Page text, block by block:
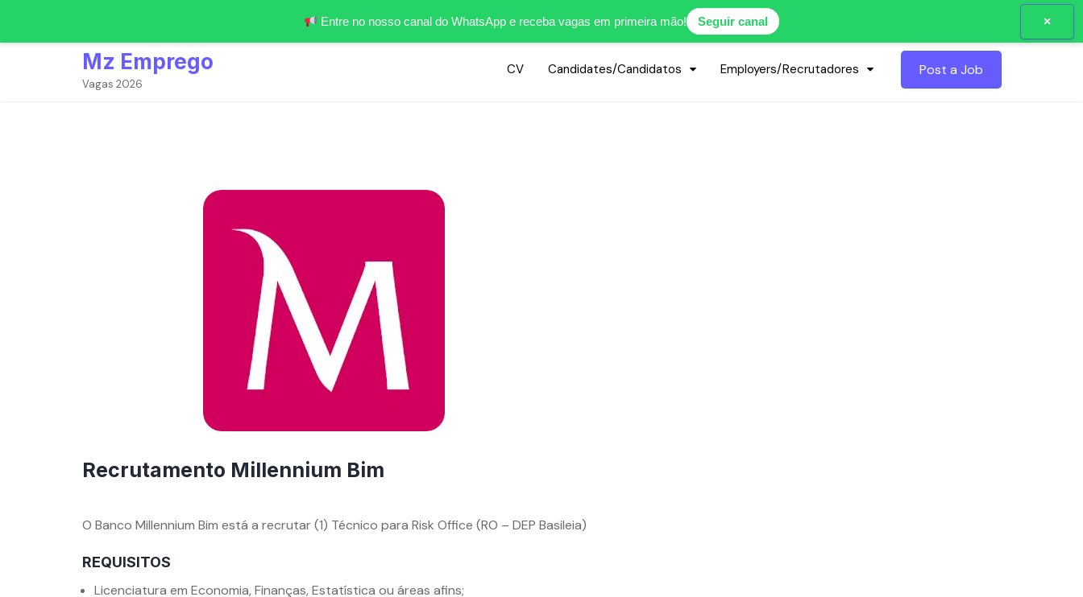
Entre no nosso canal do WhatsApp e receba vagas em primeira mão! Seguir canal ×
Skip
Mz Emprego
Vagas 2026
CV Candidates/Candidatos Employers/Recrutadores Post a Job
Recrutamento Millennium Bim
O Banco Millennium Bim está a recrutar (1) Técnico para Risk Office (RO – DEP Basileia)
REQUISITOS
Licenciatura em Economia, Finanças, Estatística ou áreas afins;